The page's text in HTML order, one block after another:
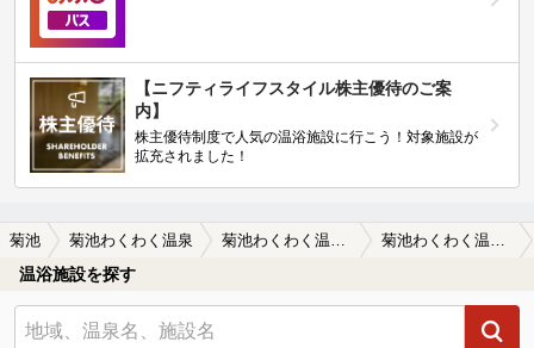
【ニフティライフスタイル株主優待のご案
内】
株主優待制度で人気の温浴施設に行こう！対象施設が
拡充されました！
菊池 菊池わくわく温泉 菊池わくわく温泉の口コミ一覧 菊池わくわく温泉の口コミ 普通に良いです。
温浴施設を探す